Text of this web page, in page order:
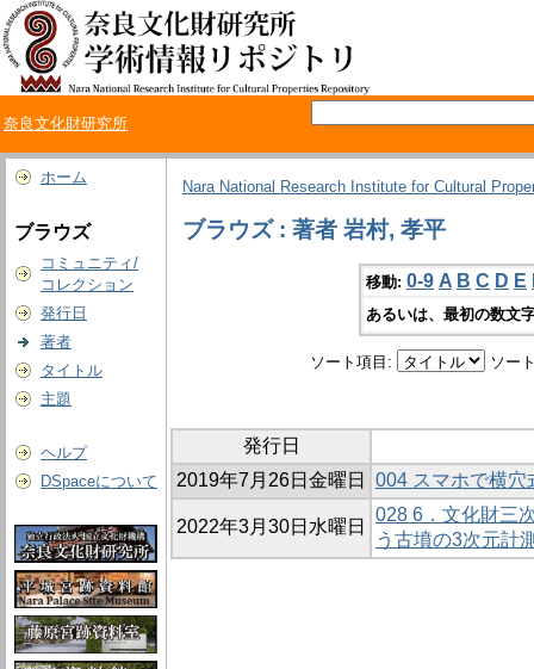
奈良文化財研究所
ホーム
ブラウズ
コミュニティ/
コレクション
発行日
著者
タイトル
主題
ヘルプ
DSpaceについて
Nara National Research Institute for Cultural
ブラウズ : 著者 岩村, 孝平
移動: 0-9 A B C D E
あるいは、最初の数文
ソート項目: ソー
発行日
2019年7月26日金曜日
004 スマホで横穴
2022年3月30日水曜日
028 6．文化財三
う古墳の3次元計